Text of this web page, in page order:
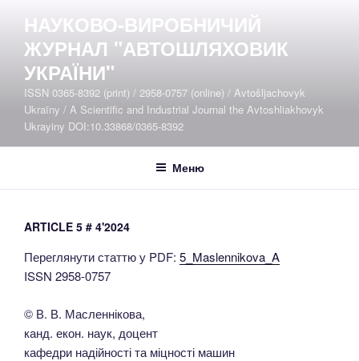
вмісту
НАУКОВО-ВИРОБНИЧИЙ
ЖУРНАЛ "АВТОШЛЯХОВИК
УКРАЇНИ"
ISSN 0365-8392 (print) / 2958-0757 (online) / Avtošljachovyk
Ukraïny / A Scientific and Industrial Journal the Avtoshliakhovyk
Ukrayiny DOI:10.33868/0365-8392
Меню
ARTICLE 5 # 4'2024
Переглянути статтю у PDF: 5_Maslennikova_A
ISSN 2958-0757
© В. В. Масленнікова,
канд. екон. наук, доцент
кафедри надійності та міцності машин